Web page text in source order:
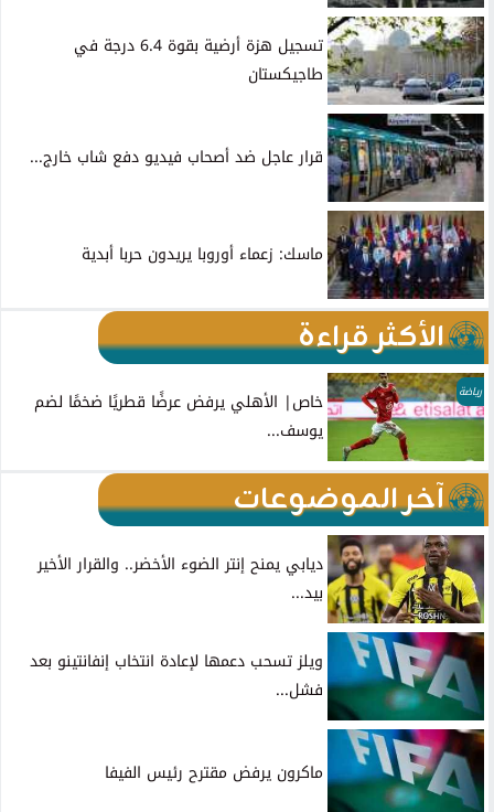
تسجيل هزة أرضية بقوة 6.4 درجة في
طاجيكستان
قرار عاجل ضد أصحاب فيديو دفع شاب خارج...
ماسك: زعماء أوروبا يريدون حربا أبدية
الأكثر قراءة
رياضة
خاص| الأهلي يرفض عرضًا قطريًا ضخمًا لضم
يوسف...
آخر الموضوعات
ديابي يمنح إنتر الضوء الأخضر.. والقرار الأخير
بيد...
ويلز تسحب دعمها لإعادة انتخاب إنفانتينو بعد
فشل...
ماكرون يرفض مقترح رئيس الفيفا